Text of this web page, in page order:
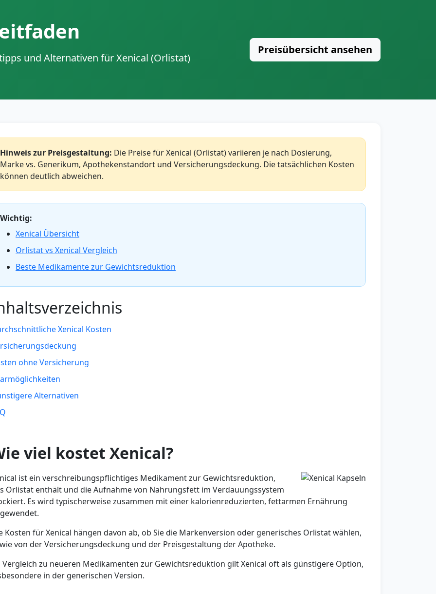
und Alternativen für Xenical (Orlistat)
Preisübersicht ansehen
Hinweis zur Preisgestaltung: Die Preise für Xenical (Orlistat) variieren je nach Dosierung,
Marke vs. Generikum, Apothekenstandort und Versicherungsdeckung. Die tatsächlichen Kosten
können deutlich abweichen.
Wichtig:
Xenical Übersicht
Orlistat vs Xenical Vergleich
Beste Medikamente zur Gewichtsreduktion
Xenical Kosten
ohne Versicherung
Alternativen
viel kostet Xenical?
ist ein verschreibungspflichtiges Medikament zur Gewichtsreduktion,
Orlistat enthält und die Aufnahme von Nahrungsfett im Verdauungssystem
Es wird typischerweise zusammen mit einer kalorienreduzierten, fettarmen Ernährung
Kosten für Xenical hängen davon ab, ob Sie die Markenversion oder generisches Orlistat wählen,
von der Versicherungsdeckung und der Preisgestaltung der Apotheke.
Vergleich zu neueren Medikamenten zur Gewichtsreduktion gilt Xenical oft als günstigere Option,
in der generischen Version.